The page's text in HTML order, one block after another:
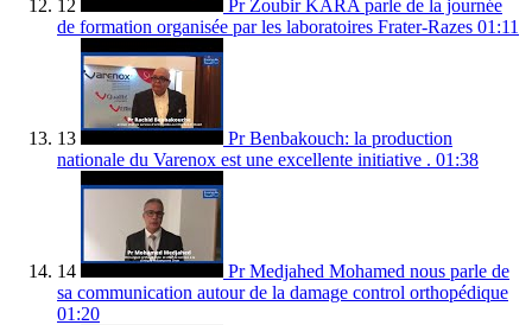
12
Pr Zoubir KARA parle de la journée
de formation organisée par les laboratoires Frater-Razes 01:11
13
Pr Benbakouch: la production
nationale du Varenox est une excellente initiative . 01:38
14
Pr Medjahed Mohamed nous parle de
sa communication autour de la damage control orthopédique
01:20